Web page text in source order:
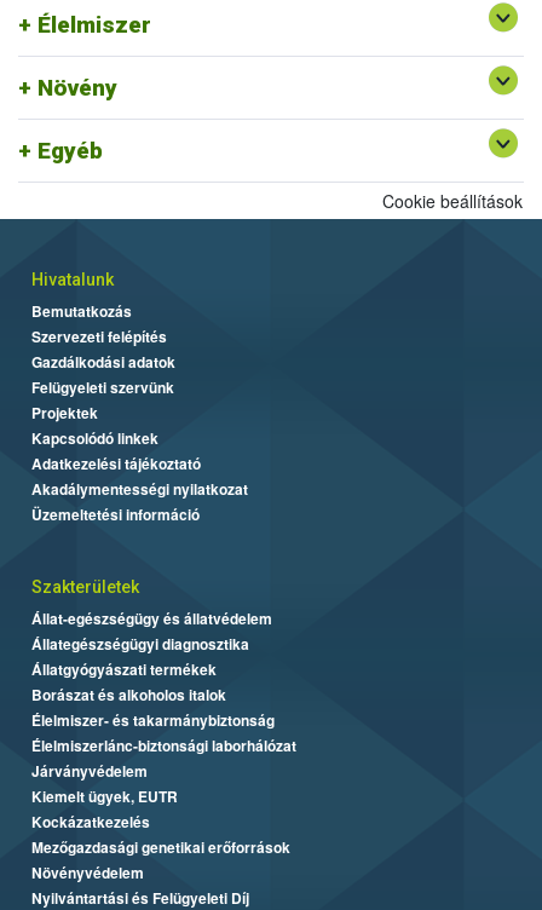
Élelmiszer
Növény
Egyéb
Igazgatóság ajánlott linkjei
Felszín Alatti Vizekért Alapítvány
Kölcsönös Megfeleltetés honlap
Cookie beállítások
Hivatalunk
Bemutatkozás
Szervezeti felépítés
Gazdálkodási adatok
Felügyeleti szervünk
Projektek
Kapcsolódó linkek
Adatkezelési tájékoztató
Akadálymentességi nyilatkozat
Üzemeltetési információ
Szakterületek
Állat-egészségügy és állatvédelem
Állategészségügyi diagnosztika
Állatgyógyászati termékek
Borászat és alkoholos italok
Élelmiszer- és takarmánybiztonság
Élelmiszerlánc-biztonsági laborhálózat
Járványvédelem
Kiemelt ügyek, EUTR
Kockázatkezelés
Mezőgazdasági genetikai erőforrások
Növényvédelem
Nyilvántartási és Felügyeleti Díj